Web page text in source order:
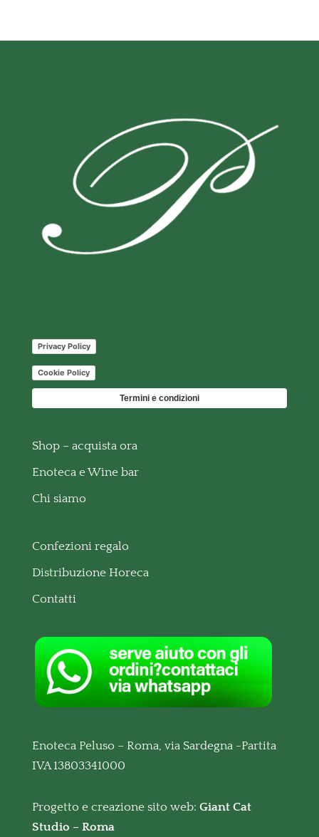
Privacy Policy
Cookie Policy
Termini e condizioni
Shop – acquista ora
Enoteca e Wine bar
Chi siamo
Confezioni regalo
Distribuzione Horeca
Contatti
Enoteca Peluso – Roma, via Sardegna -Partita
IVA 13803341000
Progetto e creazione sito web: Giant Cat
Studio – Roma